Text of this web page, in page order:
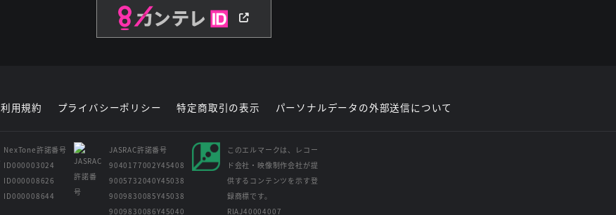
利用規約 プライバシーポリシー 特定商取引の表示 パーソナルデータの外部送信について
NexTone許諾番号
ID000003024
ID000008626
ID000008644
JASRAC許諾番号
9040177002Y45408
9005732040Y45038
9009830085Y45038
9009830086Y45040
このエルマークは、レコー
ド会社・映像制作会社が提
供するコンテンツを示す登
録商標です。
RIAJ40004007